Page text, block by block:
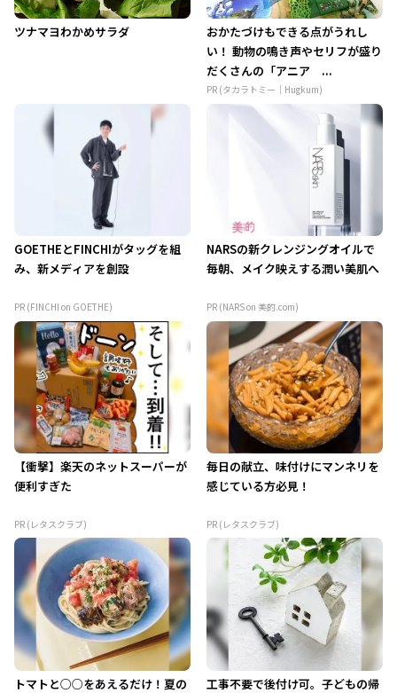
ツナマヨわかめサラダ
おかたづけもできる点がうれし
い！ 動物の鳴き声やセリフが盛り
だくさんの「アニア ...
PR (タカラトミー｜Hugkum)
GOETHEとFINCHIがタッグを組
み、新メディアを創設
PR (FINCHI on GOETHE)
NARSの新クレンジングオイルで
毎朝、メイク映えする潤い美肌へ
PR (NARS on 美的.com)
【衝撃】楽天のネットスーパーが
便利すぎた
PR (レタスクラブ)
毎日の献立、味付けにマンネリを
感じている方必見！
PR (レタスクラブ)
トマトと○○をあえるだけ！夏の
工事不要で後付け可。子どもの帰